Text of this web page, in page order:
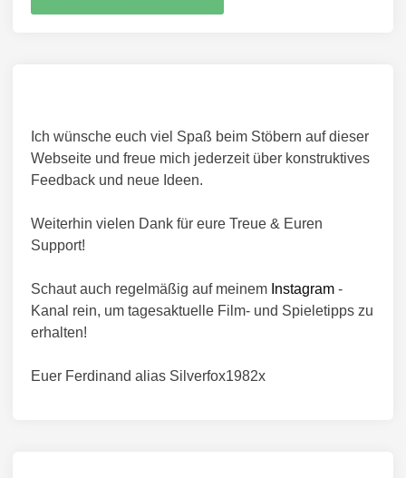
Ich wünsche euch viel Spaß beim Stöbern auf dieser
Webseite und freue mich jederzeit über konstruktives
Feedback und neue Ideen.
Weiterhin vielen Dank für eure Treue & Euren
Support!
Schaut auch regelmäßig auf meinem Instagram -
Kanal rein, um tagesaktuelle Film- und Spieletipps zu
erhalten!
Euer Ferdinand alias Silverfox1982x